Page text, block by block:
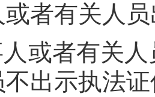
或者有关人
或者有关
出示执法